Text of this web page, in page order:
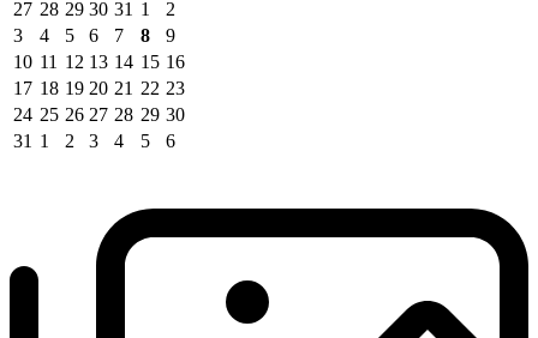
27 28 29 30 31 1
2
3
4 5 6 7 8
9
10 11 12 13 14 15 16
17 18 19 20 21 22 23
24 25 26 27 28 29 30
31 1 2 3 4 5 6